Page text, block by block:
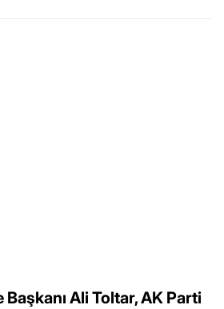
Başkanı Ali Toltar, AK Parti